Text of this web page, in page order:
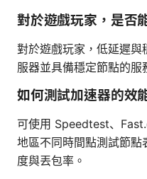
對於遊戲玩家，是否
對於遊戲玩家，低延遲與
服器並具備穩定節點的服
如何測試加速器的效
可使用 Speedtest、
地區不同時間點測試節
度與丟包率。